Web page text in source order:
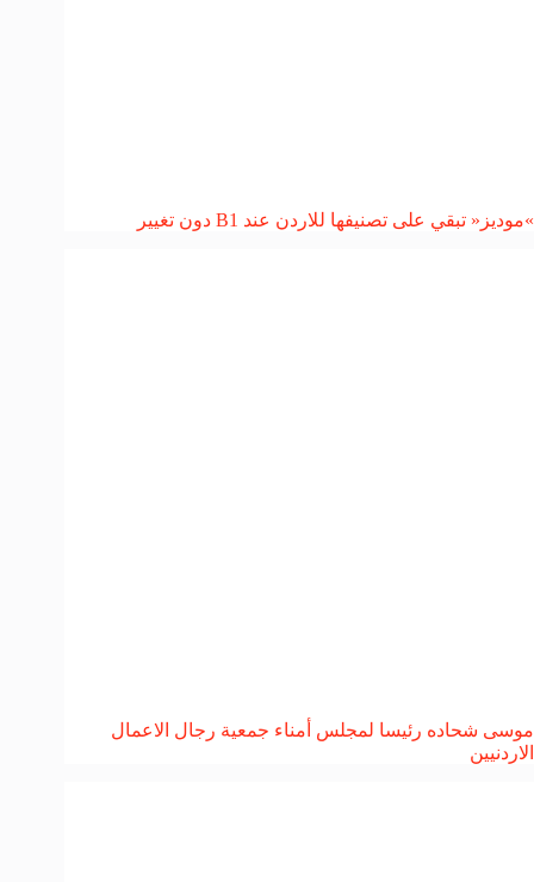
»موديز« تبقي على تصنيفها للاردن عند B1 دون تغيير
موسى شحاده رئيسا لمجلس أمناء جمعية رجال الاعمال
الاردنيين